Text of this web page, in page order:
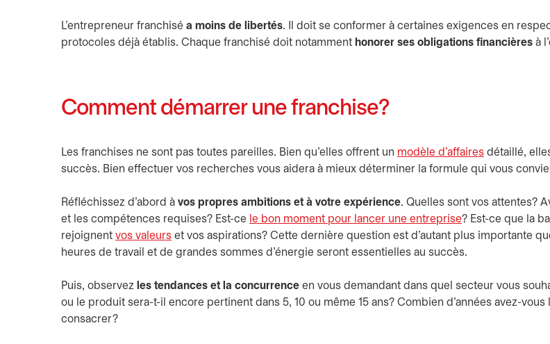
L’entrepreneur franchisé a moins de libertés. Il doit se conformer à certaines exigences en
protocoles déjà établis. Chaque franchisé doit notamment honorer ses obligations financières à
Comment démarrer une franchise?
Les franchises ne sont pas toutes pareilles. Bien qu’elles offrent un modèle d’affaires détaillé,
succès. Bien effectuer vos recherches vous aidera à mieux déterminer la formule qui vous
Réfléchissez d’abord à vos propres ambitions et à votre expérience. Quelles sont vos attentes?
et les compétences requises? Est-ce le bon moment pour lancer une entreprise? Est-ce que la
rejoignent vos valeurs et vos aspirations? Cette dernière question est d’autant plus importante
heures de travail et de grandes sommes d’énergie seront essentielles au succès.
Puis, observez les tendances et la concurrence en vous demandant dans quel secteur vous
ou le produit sera-t-il encore pertinent dans 5, 10 ou même 15 ans? Combien d’années avez-vous
consacrer?